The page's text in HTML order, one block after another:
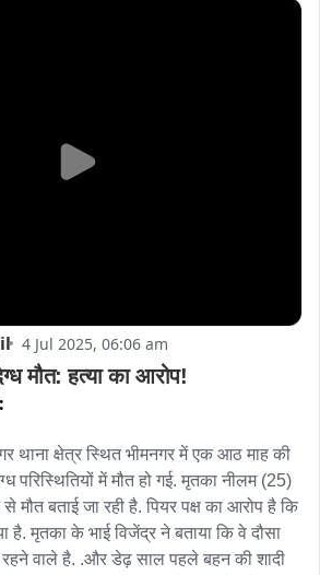
4 Jul 2025, 06:06 am
मौत: हत्या का आरोप!
थाना क्षेत्र स्थित भीमनगर में एक आठ माह की
परिस्थितियों में मौत हो गई. मृतका नीलम (25)
मौत बताई जा रही है. पियर पक्ष का आरोप है कि
है. मृतका के भाई विजेंद्र ने बताया कि वे दौसा
वाले है. .और डेढ़ साल पहले बहन की शादी